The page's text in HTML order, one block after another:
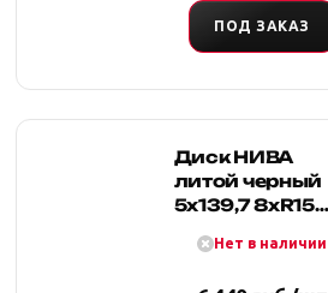
ПОД ЗАКАЗ
Диск НИВА
литой черный
5x139,7 8xR15
Нет в наличии